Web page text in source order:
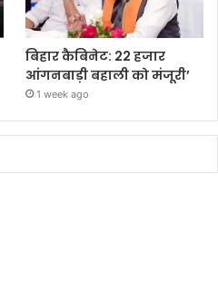
बिहार कैबिनेट: 22 हजार
आंगनबाड़ी बहाली को मंजूरी’
1 week ago